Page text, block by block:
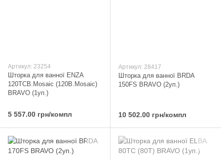
Артикул: 23254
Шторка для ванної ENZA
120TCВ.Mosaic (120B.Mosaic)
BRAVO (1уп.)
5 557.00 грн/компл
Артикул: 28417
Шторка для ванної BRDA
150FS BRAVO (2уп.)
10 502.00 грн/компл